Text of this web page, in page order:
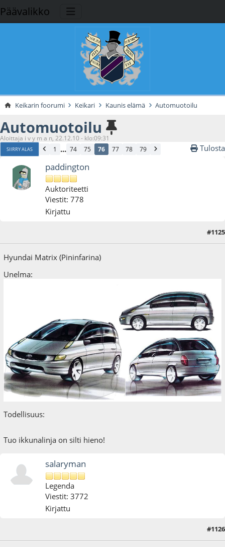
Päävalikko
Keikarin foorumi Keikari Kaunis elämä Automuotoilu
Automuotoilu
Aloittaja i v y m a n, 22.12.10 - klo:09:31
SIIRRY ALAS 1 ... 74 75 76 77 78 79 Tulosta
paddington
Auktoriteetti
Viestit: 778
Kirjattu
#1125
Hyundai Matrix (Pininfarina)
Unelma:
Todellisuus:
Tuo ikkunalinja on silti hieno!
salaryman
Legenda
Viestit: 3772
Kirjattu
#1126